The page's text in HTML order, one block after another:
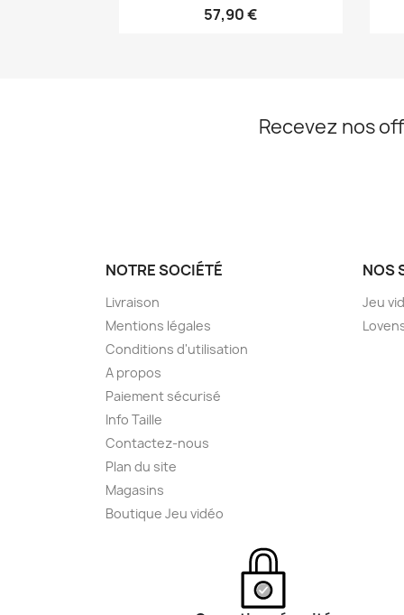
57,90 €
Recevez nos
NOTRE SOCIÉTÉ
Livraison
Mentions légales
Conditions d'utilisation
A propos
Paiement sécurisé
Info Taille
Contactez-nous
Plan du site
Magasins
Boutique Jeu vidéo
NOS
Jeu